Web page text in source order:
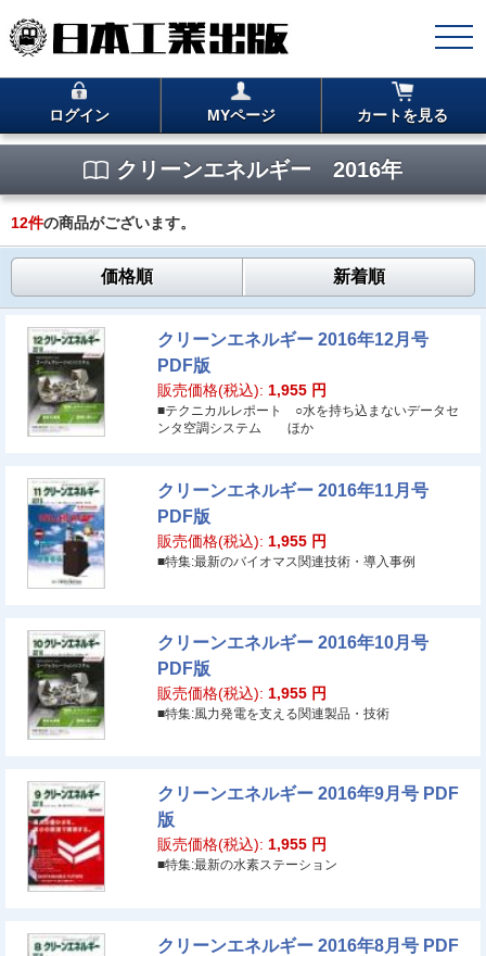
ログイン MYページ カートを見る
クリーンエネルギー 2016年
12件の商品がございます。
価格順 新着順
クリーンエネルギー 2016年12月号
PDF版
販売価格(税込): 1,955 円
■テクニカルレポート ○水を持ち込まないデータセ
ンタ空調システム ほか
クリーンエネルギー 2016年11月号
PDF版
販売価格(税込): 1,955 円
■特集:最新のバイオマス関連技術・導入事例
クリーンエネルギー 2016年10月号
PDF版
販売価格(税込): 1,955 円
■特集:風力発電を支える関連製品・技術
クリーンエネルギー 2016年9月号 PDF
版
販売価格(税込): 1,955 円
■特集:最新の水素ステーション
クリーンエネルギー 2016年8月号 PDF